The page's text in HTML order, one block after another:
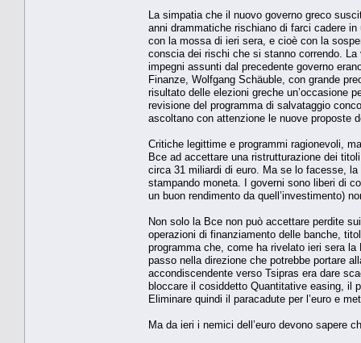
La simpatia che il nuovo governo greco
anni drammatiche rischiano di farci cadere
con la mossa di ieri sera, e cioè con la
conscia dei rischi che si stanno correndo.
impegni assunti dal precedente governo
Finanze, Wolfgang Schäuble, con grande
risultato delle elezioni greche un’occasione
revisione del programma di salvataggio
ascoltano con attenzione le nuove proposte
Critiche legittime e programmi ragionevoli,
Bce ad accettare una ristrutturazione dei
circa 31 miliardi di euro. Ma se lo facesse,
stampando moneta. I governi sono liberi di
un buon rendimento da quell’investimento)
Non solo la Bce non può accettare perdite
operazioni di finanziamento delle banche,
programma che, come ha rivelato ieri sera
passo nella direzione che potrebbe portare
accondiscendente verso Tsipras era dare
bloccare il cosiddetto Quantitative easing, il
Eliminare quindi il paracadute per l’euro e
Ma da ieri i nemici dell’euro devono sapere